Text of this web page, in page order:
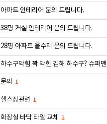
아파트 인테리어 문의 드립니다.
38평 거실 인테리어 문의 드립니다.
28평 아파트 올수리 문의 드립니다.
하수구막힘 꽉 막힌 김해 하수구? 슈퍼
문의 1
헬스장관련 1
화장실 바닥 타일 교체 1